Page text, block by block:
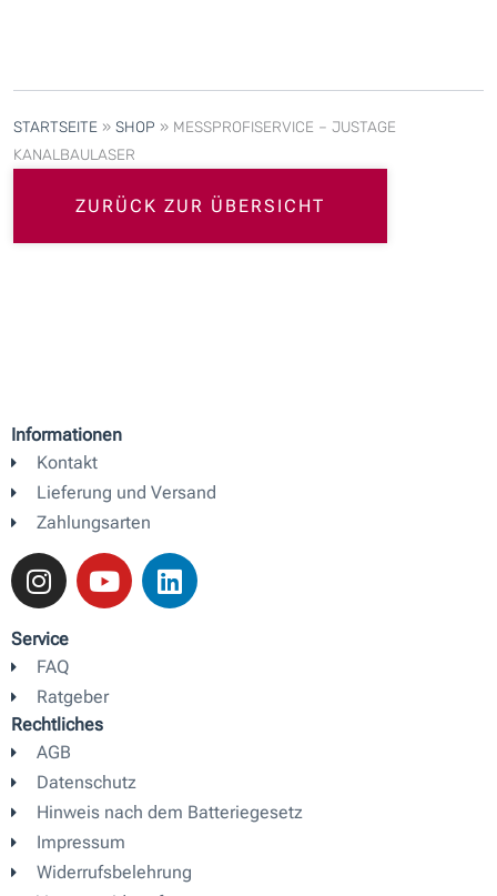
STARTSEITE » SHOP » MESSPROFISERVICE – JUSTAGE
KANALBAULASER
ZURÜCK ZUR ÜBERSICHT
Informationen
Kontakt
Lieferung und Versand
Zahlungsarten
I
n
s
t
a
g
r
a
m
Y
o
u
b
e
L
i
n
Service
FAQ
Ratgeber
Rechtliches
AGB
Datenschutz
Hinweis nach dem Batteriegesetz
Impressum
Widerrufsbelehrung